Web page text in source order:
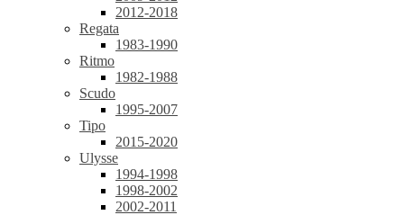
2012-2018
Regata
1983-1990
Ritmo
1982-1988
Scudo
1995-2007
Tipo
2015-2020
Ulysse
1994-1998
1998-2002
2002-2011